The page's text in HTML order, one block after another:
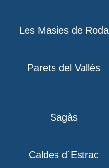
Les Masies de Roda
Parets del Vallès
Sagàs
Caldes d´Estrac